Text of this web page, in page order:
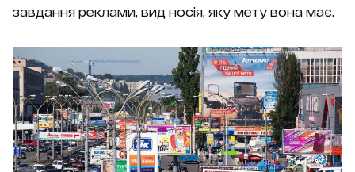
завдання реклами, вид носія, яку мету вона має.